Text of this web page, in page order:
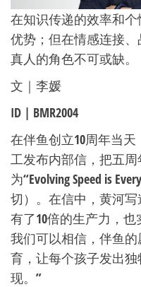
在知识传递的效率和
优势；但在情感连接、
真人的角色不可或缺。
文｜李媛
ID | BMR2004
在伴鱼创立10周年当天
工发布内部信，把五周
为“Evolving Speed is
切）。在信中，黄河
有了10倍的生产力，也
我们可以相信，伴鱼
育，让每个孩子发出
现。”